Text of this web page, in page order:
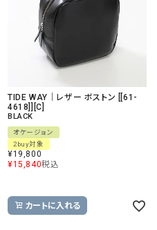
TIDE WAY｜レザー ボストン [[61-
4618]][C]
BLACK
オケージョン
2buy対象
¥19,800
¥15,840税込
カートに入れる